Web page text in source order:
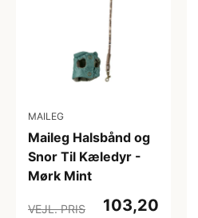
MAILEG
Maileg Halsbånd og
Snor Til Kæledyr -
Mørk Mint
VEJL. PRIS
103,20